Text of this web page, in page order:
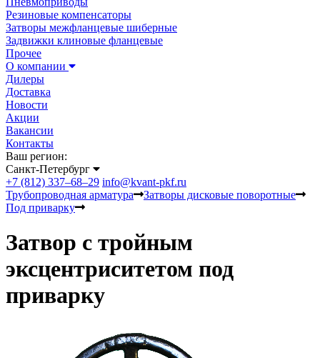
Резиновые компенсаторы
Затворы межфланцевые шиберные
Задвижки клиновые фланцевые
Прочее
О компании
Дилеры
Доставка
Новости
Акции
Вакансии
Контакты
Ваш регион:
Санкт-Петербург
+7 (812) 337–68–29 info@kvant-pkf.ru
Трубопроводная арматура
Затворы дисковые поворотные
Под приварку
Затвор с тройным
эксцентриситетом под
приварку